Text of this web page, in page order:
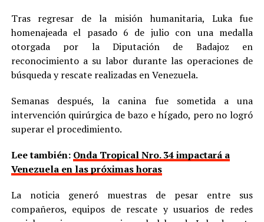
Tras regresar de la misión humanitaria, Luka fue
homenajeada el pasado 6 de julio con una medalla
otorgada por la Diputación de Badajoz en
reconocimiento a su labor durante las operaciones de
búsqueda y rescate realizadas en Venezuela.
Semanas después, la canina fue sometida a una
intervención quirúrgica de bazo e hígado, pero no logró
superar el procedimiento.
Lee también: Onda Tropical Nro. 34 impactará a
Venezuela en las próximas horas
La noticia generó muestras de pesar entre sus
compañeros, equipos de rescate y usuarios de redes